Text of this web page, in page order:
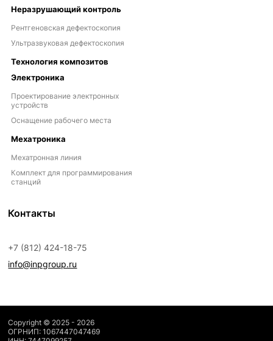
Неразрушающий контроль
Рентгеновская дефектоскопия
Ультразвуковая дефектоскопия
Технология композитов
Электроника
Проектирование электронных
устройств
Оснащение рабочего места
Мехатроника
Мехатронная линия
Комплект для программирования
станций
Контакты
+7 (812) 424-18-75
info@inpgroup.ru
Copyright © 2025 - 2026
ОГРНИП: 1067447047469